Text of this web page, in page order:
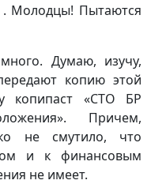
. Молодцы! Пытаются
Думаю, изучу,
копию этой
копипаст «СТО БР
Причем,
не смутило, что
и к финансовым
не имеет.